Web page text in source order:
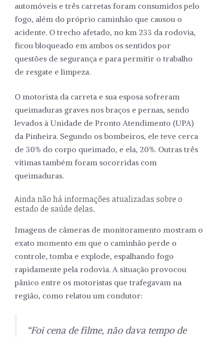
automóveis e três carretas foram consumidos pelo
fogo, além do próprio caminhão que causou o
acidente. O trecho afetado, no km 233 da rodovia,
ficou bloqueado em ambos os sentidos por
questões de segurança e para permitir o trabalho
de resgate e limpeza.
O motorista da carreta e sua esposa sofreram
queimaduras graves nos braços e pernas, sendo
levados à Unidade de Pronto Atendimento (UPA)
da Pinheira. Segundo os bombeiros, ele teve cerca
de 30% do corpo queimado, e ela, 20%. Outras três
vítimas também foram socorridas com
queimaduras.
Ainda não há informações atualizadas sobre o
estado de saúde delas.
Imagens de câmeras de monitoramento mostram o
exato momento em que o caminhão perde o
controle, tomba e explode, espalhando fogo
rapidamente pela rodovia. A situação provocou
pânico entre os motoristas que trafegavam na
região, como relatou um condutor:
“Foi cena de filme, não dava tempo de